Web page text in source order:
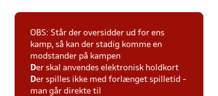
OBS: Står der oversidder ud for ens
kamp, så kan der stadig komme en
modstander på kampen
Der skal anvendes elektronisk holdkort
Der spilles ikke med forlænget spilletid -
man går direkte til